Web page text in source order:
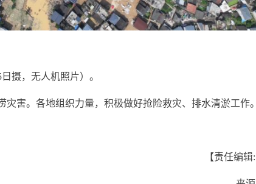
摄，无人机照片）。
害。各地组织力量，积极做好抢险救灾、排水清淤工作。
【责任编辑